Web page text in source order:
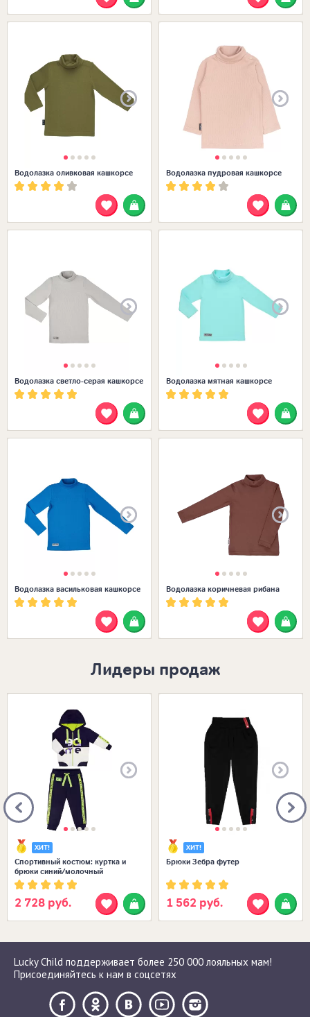
Водолазка оливковая кашкорсе Водолазка пудровая кашкорсе
Водолазка светло-серая кашкорсе Водолазка мятная кашкорсе
Водолазка васильковая кашкорсе Водолазка коричневая рибана
Лидеры продаж
Размеры в наличии:
ХИТ!
Спортивный костюм: куртка и
брюки синий/молочный
2 728 руб.
ХИТ!
Брюки Зебра футер
1 562 руб.
Lucky Child поддерживает более 250 000 лояльных мам!
Присоединяйтесь к нам в соцсетях